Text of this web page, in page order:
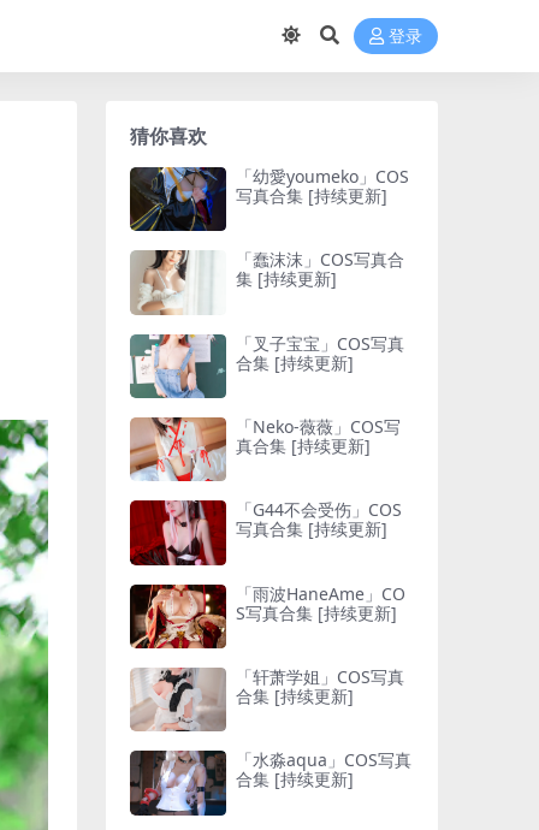
登录
猜你喜欢
「幼愛youmeko」COS
写真合集 [持续更新]
「蠢沫沫」COS写真合
集 [持续更新]
「叉子宝宝」COS写真
合集 [持续更新]
「Neko-薇薇」COS写
真合集 [持续更新]
「G44不会受伤」COS
写真合集 [持续更新]
「雨波HaneAme」CO
S写真合集 [持续更新]
「轩萧学姐」COS写真
合集 [持续更新]
「水淼aqua」COS写真
合集 [持续更新]